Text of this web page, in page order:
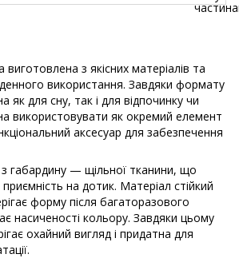
з якісних матеріалів та
використання. Завдяки формату
як для сну, так і для відпочинку чи
використовувати як окремий елемент
аксесуар для забезпечення
габардину — щільної тканини, що
на дотик. Матеріал стійкий
форму після багаторазового
насиченості кольору. Завдяки цьому
охайний вигляд і придатна для